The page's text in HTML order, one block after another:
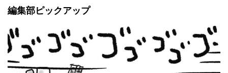
編集部ピックアップ